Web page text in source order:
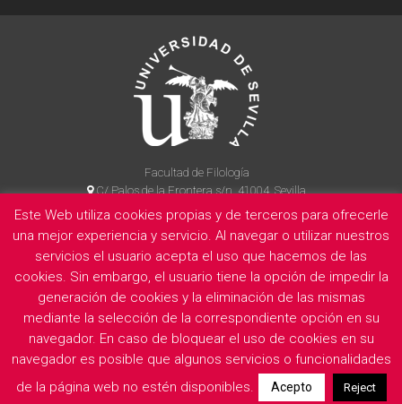
Facultad de Filología
C/ Palos de la Frontera s/n, 41004, Sevilla
954 55 14 90
La Facultad Información legal Politica de privacidad Cookies
E
Este Web utiliza cookies propias y de terceros para ofrecerle
una mejor experiencia y servicio. Al navegar o utilizar nuestros
servicios el usuario acepta el uso que hacemos de las
cookies. Sin embargo, el usuario tiene la opción de impedir la
generación de cookies y la eliminación de las mismas
mediante la selección de la correspondiente opción en su
navegador. En caso de bloquear el uso de cookies en su
navegador es posible que algunos servicios o funcionalidades
de la página web no estén disponibles.
Acepto Reject